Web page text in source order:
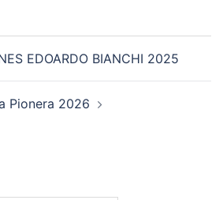
EDOARDO BIANCHI 2025
Pionera 2026